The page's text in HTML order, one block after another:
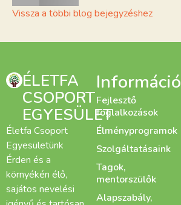
Vissza a többi blog bejegyzéshez
ÉLETFA
CSOPORT
EGYESÜLET
Életfa Csoport
Egyesületünk
Érden és a
környékén élő,
sajátos nevelési
Információ
Fejlesztő
foglalkozások
Élményprogramok
Szolgáltatásaink
Tagok,
mentorszülők
Alapszabály,